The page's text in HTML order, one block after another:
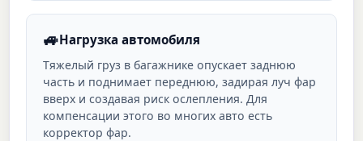
🚙Нагрузка автомобиля
Тяжелый груз в багажнике опускает заднюю
часть и поднимает переднюю, задирая луч фар
вверх и создавая риск ослепления. Для
компенсации этого во многих авто есть
корректор фар.